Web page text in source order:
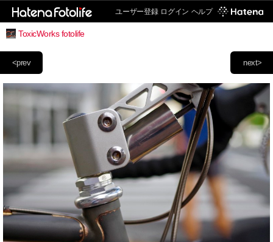
ユーザー登録 ログイン ヘルプ
ToxicWorks fotolife
next>
<prev